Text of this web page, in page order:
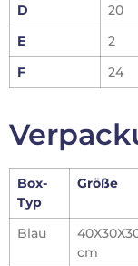
D
20
E
2
F
24
Box-
Typ
Größe
Blau
cm